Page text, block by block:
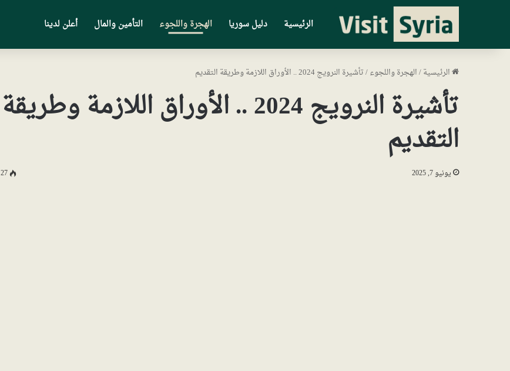
الرئيسية دليل سوريا الهجرة واللجوء التأمين والمال أعلن لدينا
الرئيسية/الهجرة واللجوء/تأشيرة النرويج 2024 .. الأوراق اللازمة وطريقة التقديم
تأشيرة النرويج 2024 .. الأوراق اللازمة وطريقة
التقديم
يونيو 7, 2025 27